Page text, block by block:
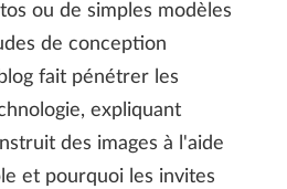
ou de simples modèles
de conception
fait pénétrer les
expliquant
des images à l'aide
et pourquoi les invites